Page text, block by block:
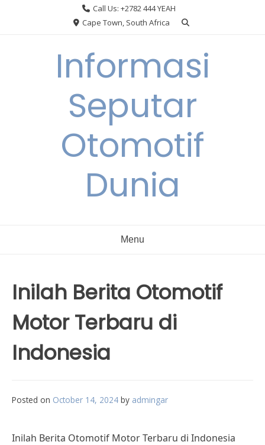
Call Us: +2782 444 YEAH
Cape Town, South Africa
Informasi
Seputar
Otomotif
Dunia
Menu
Inilah Berita Otomotif
Motor Terbaru di
Indonesia
Posted on October 14, 2024 by admingar
Inilah Berita Otomotif Motor Terbaru di Indonesia